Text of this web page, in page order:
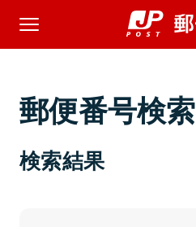
郵便番号検索
検索結果